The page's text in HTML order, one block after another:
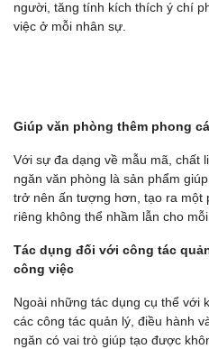
người, tăng tính kích thích ý chí
việc ở mỗi nhân sự.
Giúp văn phòng thêm phong
Với sự đa dạng về mẫu mã, chất
ngăn văn phòng là sản phẩm
trở nên ấn tượng hơn, tạo ra một
riêng không thể nhầm lẫn cho
Tác dụng đối với công tác
công việc
Ngoài những tác dụng cụ thể với
các công tác quản lý, điều hành
ngăn có vai trò giúp tạo được